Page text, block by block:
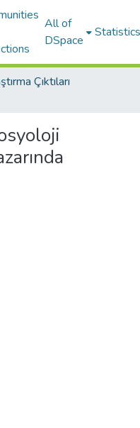
All of
DSpace
Statistics
Çıktıları